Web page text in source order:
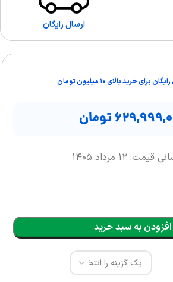
ارسال رایگان
برای خرید بالای ۱۰ میلیون تومان
تومان
۱۲ مرداد ۱۴۰۵
افزودن به سبد خرید